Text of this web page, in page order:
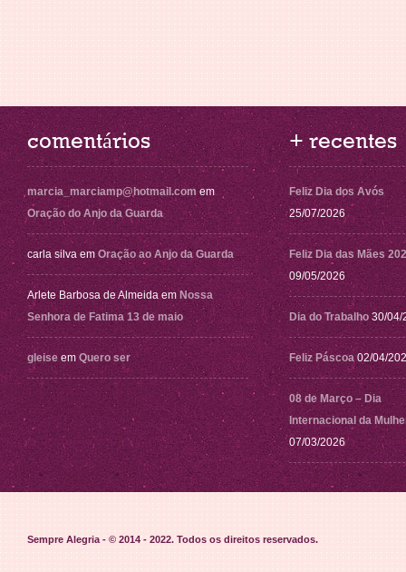
comentários
marcia_marciamp@hotmail.com em
Oração do Anjo da Guarda
carla silva em Oração ao Anjo da Guarda
Arlete Barbosa de Almeida em Nossa
Senhora de Fatima 13 de maio
gleise em Quero ser
+ recentes
Feliz Dia dos Avós
25/07/2026
Feliz Dia das Mães
09/05/2026
Dia do Trabalho 30/04/
Feliz Páscoa 02/04/
08 de Março – Dia
Internacional da
07/03/2026
Sempre Alegria - © 2014 - 2022. Todos os direitos reservados.